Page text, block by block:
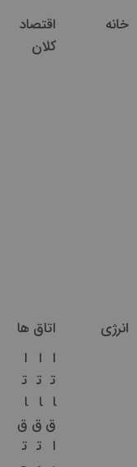
خانه
اقتصاد
کلان
انرژی
اتاق ها
ا
ت
ا
ق
ا
ا
ت
ا
ق
ت
ا
ت
ا
ق
ت